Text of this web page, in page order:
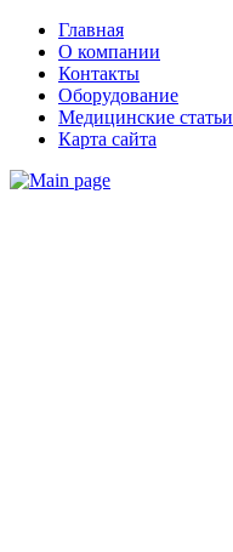
Главная
О компании
Контакты
Оборудование
Медицинские статьи
Карта сайта